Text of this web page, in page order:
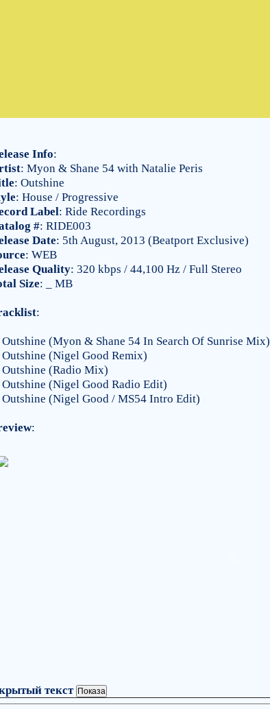
Info:
: Myon & Shane 54 with Natalie Peris
: Outshine
: House / Progressive
Label: Ride Recordings
#: RIDE003
Date: 5th August, 2013 (Beatport Exclusive)
: WEB
Quality: 320 kbps / 44,100 Hz / Full Stereo
Size: _ MB
:
Outshine (Myon & Shane 54 In Search Of Sunrise Mix)
Outshine (Nigel Good Remix)
Outshine (Radio Mix)
Outshine (Nigel Good Radio Edit)
Outshine (Nigel Good / MS54 Intro Edit)
:
текст